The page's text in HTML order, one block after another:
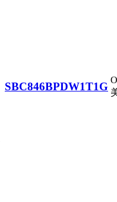
SBC846BPDW1T1G